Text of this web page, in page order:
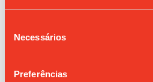
Necessários
Preferências
24/09/2026
REUNIÃO DE PAIS